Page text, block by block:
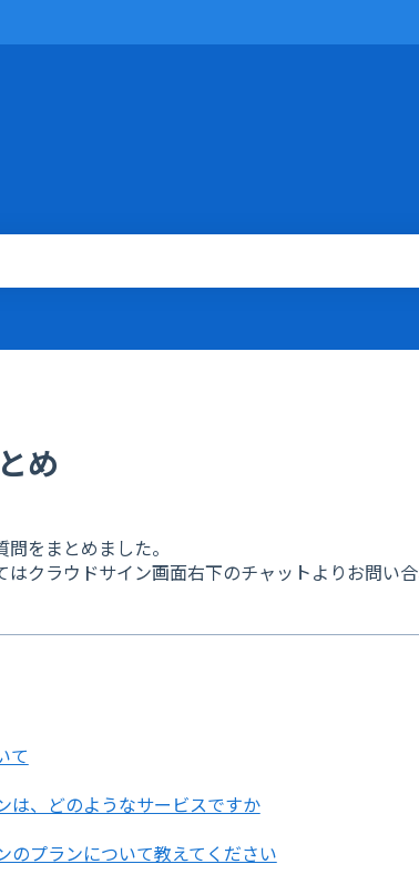
め
をまとめました。
クラウドサイン画面右下のチャットよりお問い合
て
は、どのようなサービスですか
のプランについて教えてください